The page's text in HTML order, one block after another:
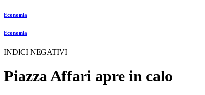
Economia
Economia
INDICI NEGATIVI
Piazza Affari apre in calo